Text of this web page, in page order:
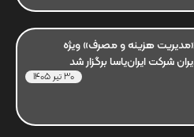
هزینه و مصرف» ویژه
شرکت ایران‌یاسا برگزار شد
30 تیر 1405